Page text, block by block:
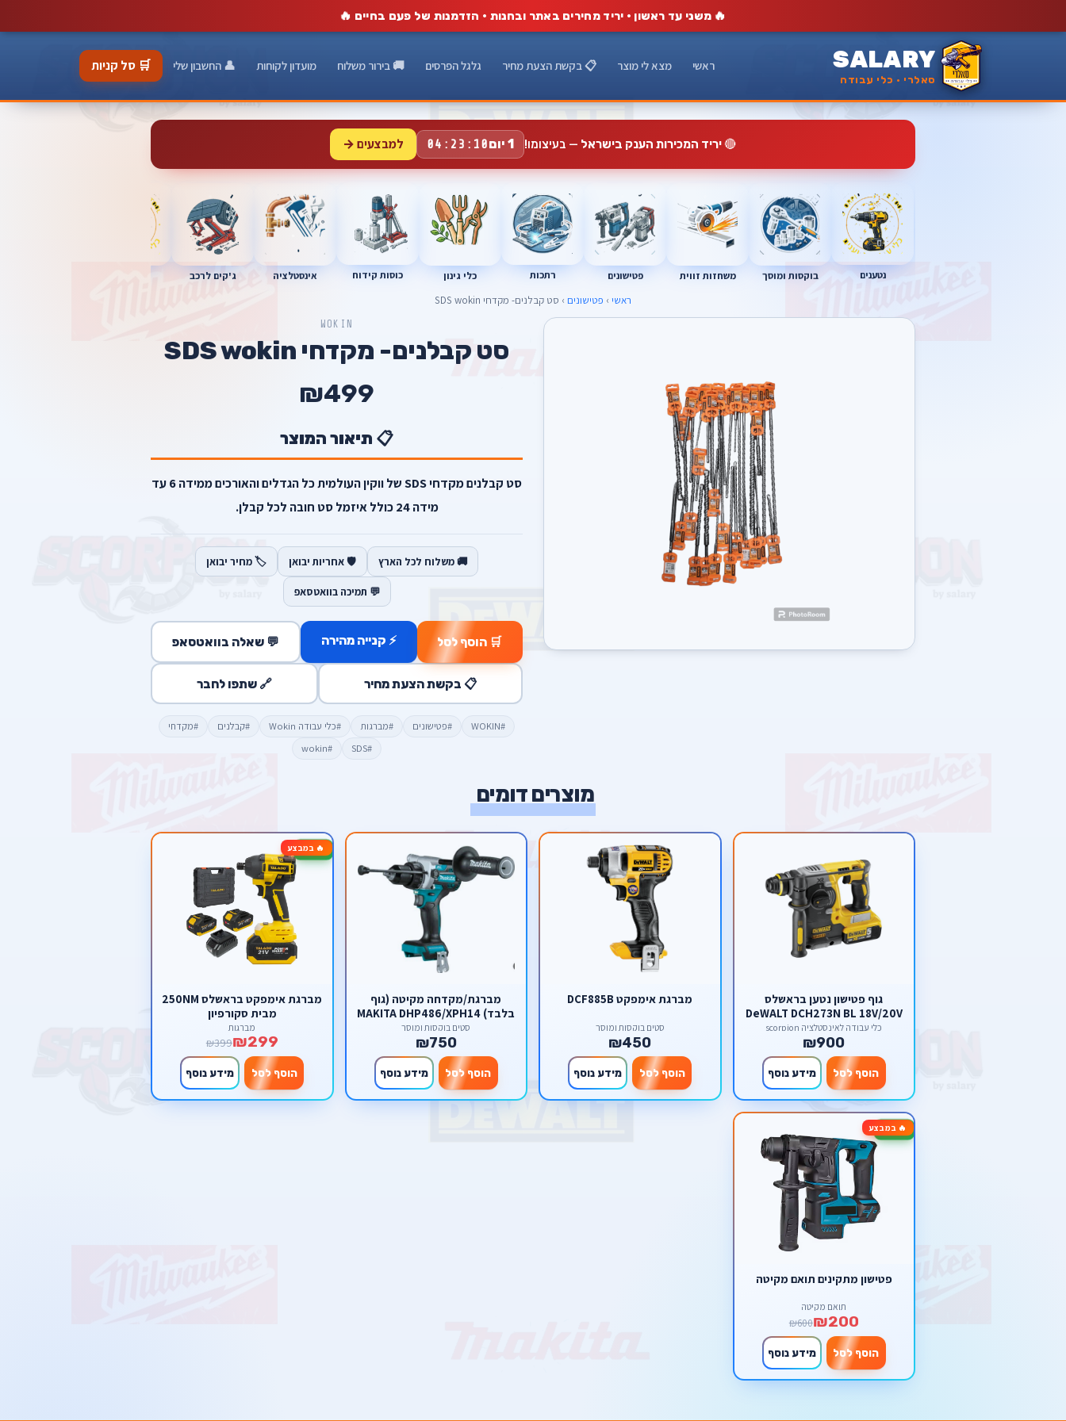
🔥 משני עד ראשון · יריד מחירים באתר ובחנות · הזדמנות של פעם בחיים 🔥
SALARY
סאלרי · כלי עבודה
ראשי מצא לי מוצר 📋 בקשת הצעת מחיר גלגל הפרסים 🚚 בירור משלוח מועדון לקוחות 👤 החשבון שלי 🛒 סל קניות
🔴יריד המכירות הענק בישראל — בעיצומו! 1 יום 04:23:09 למבצעים →
נטענים בוקסות ומוסך משחזות זווית פטישונים רתכות כלי גינון כוסות קידוח אינסטלציה ג'קים לרכב
ראשי › פטישונים › סט קבלנים- מקדחי SDS wokin
WOKIN
סט קבלנים- מקדחי SDS wokin
₪499
📋 תיאור המוצר
סט קבלנים מקדחי SDS של ווקין העולמית כל הגדלים והאורכים ממידה 6 עד
מידה 24 כולל איזמל סט חובה לכל קבלן.
🚚 משלוח לכל הארץ 🛡️ אחריות יבואן 🏷️ מחיר יבואן
💬 תמיכה בוואטסאפ
🛒 הוסף לסל ⚡ קנייה מהירה 💬 שאלה בוואטסאפ
📋 בקשת הצעת מחיר 🔗 שתפו לחבר
#WOKIN #פטישונים #מברגות #כלי עבודה Wokin #קבלנים
#מקדחי
#SDS
#wokin
מוצרים דומים
גוף פטישון נטען בראשלס
DeWALT DCH273N BL 18V/20V
DeWalt
כלי עבודה לאינסטלציה scorpion
₪900
הוסף לסל מידע נוסף
מברגת אימפקט DCF885B
סטים בוקסות ומוסך
₪450
הוסף לסל מידע נוסף
מברגת/מקדחה מקיטה (גוף
בלבד) MAKITA DHP486/XPH14
סטים בוקסות ומוסך
₪750
הוסף לסל מידע נוסף
🔥 במבצע-25%
מברגת אימפקט בראשלס 250NM
מבית סקורפיון
מברגות
₪299
₪399
הוסף לסל מידע נוסף
🔥 במבצע-67%
פטישון מתקינים תואם מקיטה
תואם מקיטה
₪200
₪600
הוסף לסל מידע נוסף